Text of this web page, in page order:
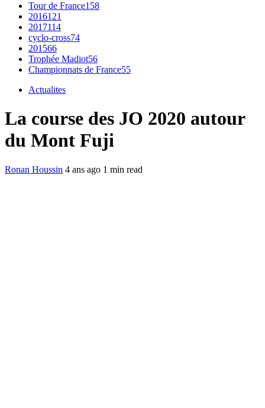
Tour de France158
2016121
2017114
cyclo-cross74
201566
Trophée Madiot56
Championnats de France55
Actualites
La course des JO 2020 autour
du Mont Fuji
Ronan Houssin 4 ans ago 1 min read